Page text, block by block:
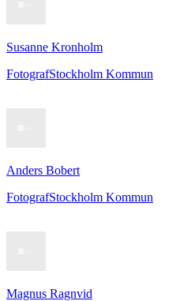
Susanne Kronholm
FotografStockholm Kommun
Anders Bobert
FotografStockholm Kommun
Magnus Ragnvid